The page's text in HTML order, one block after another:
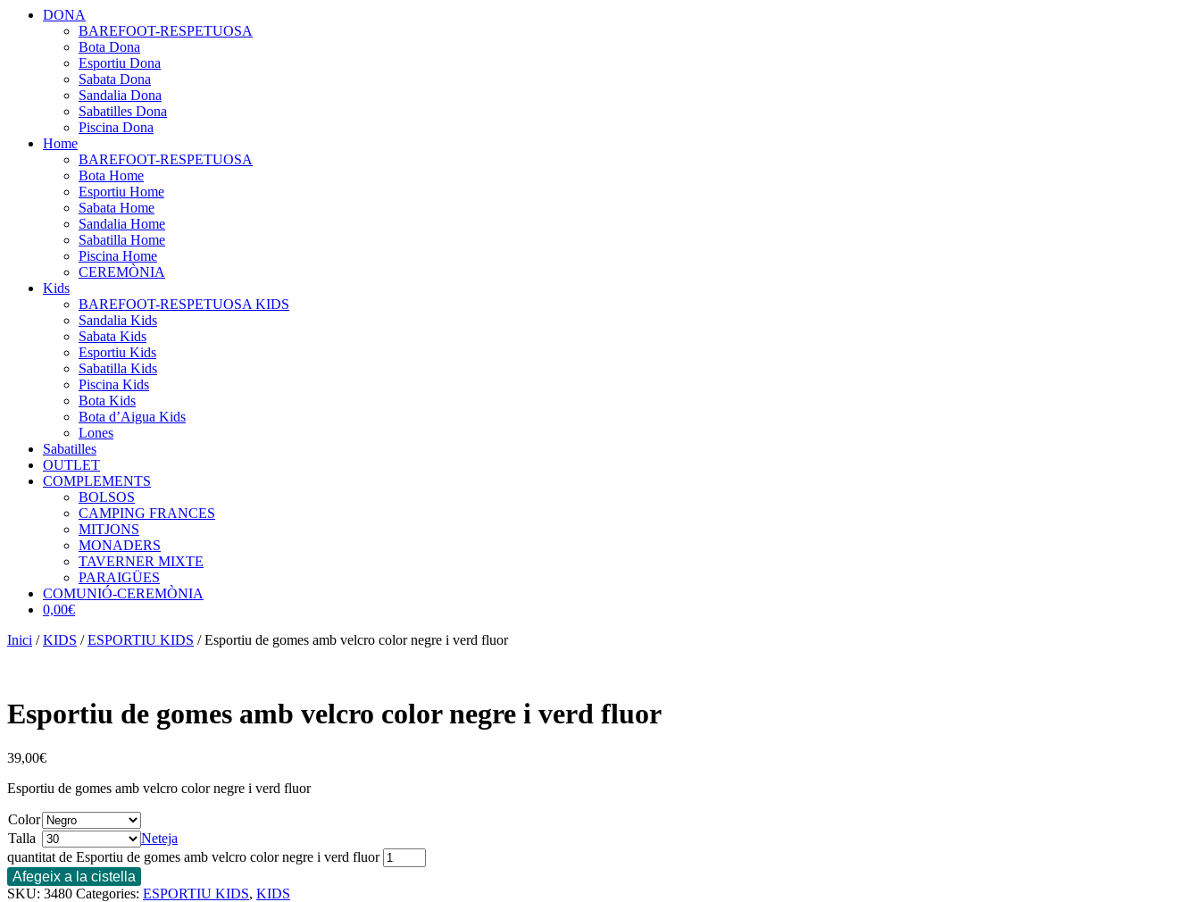
DONA
BAREFOOT-RESPETUOSA
Bota Dona
Esportiu Dona
Sabata Dona
Sandalia Dona
Sabatilles Dona
Piscina Dona
Home
BAREFOOT-RESPETUOSA
Bota Home
Esportiu Home
Sabata Home
Sandalia Home
Sabatilla Home
Piscina Home
CEREMÒNIA
Kids
BAREFOOT-RESPETUOSA KIDS
Sandalia Kids
Sabata Kids
Esportiu Kids
Sabatilla Kids
Piscina Kids
Bota Kids
Bota d’Aigua Kids
Lones
Sabatilles
OUTLET
COMPLEMENTS
BOLSOS
CAMPING FRANCES
MITJONS
MONADERS
TAVERNER MIXTE
PARAIGÜES
COMUNIÓ-CEREMÒNIA
0,00€
Inici /KIDS /ESPORTIU KIDS / Esportiu de gomes amb velcro color negre i verd fluor
Esportiu de gomes amb velcro color negre i verd fluor
39,00€
Esportiu de gomes amb velcro color negre i verd fluor
Color
Talla
Neteja
quantitat de Esportiu de gomes amb velcro color negre i verd fluor
Afegeix a la cistella
SKU: 3480 Categories: ESPORTIU KIDS, KIDS